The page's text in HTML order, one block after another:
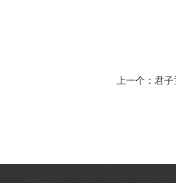
上一个： 君子